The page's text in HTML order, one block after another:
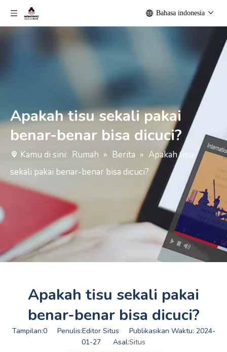
Bahasa indonesia
Apakah tisu sekali pakai
benar-benar bisa dicuci?
Kamu di sini: Rumah » Berita » Apakah tisu
sekali pakai benar-benar bisa dicuci?
Apakah tisu sekali pakai
benar-benar bisa dicuci?
Tampilan:0Penulis:Editor Situs Publikasikan Waktu: 2024-
01-27 Asal:Situs